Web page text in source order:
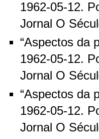
1962-05-12.
Jornal O
“Aspectos da
1962-05-12.
Jornal O
“Aspectos da
1962-05-12.
Jornal O